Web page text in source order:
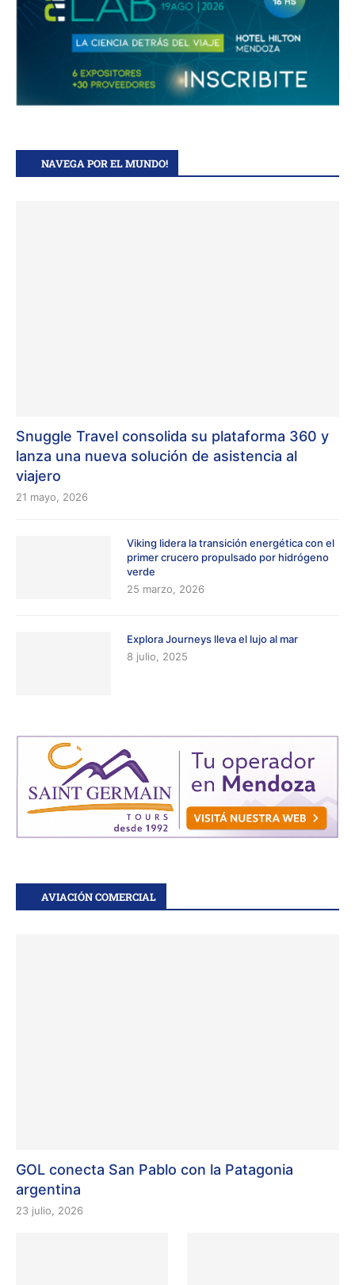
NAVEGA POR EL MUNDO!
Snuggle Travel consolida su plataforma 360 y
lanza una nueva solución de asistencia al
viajero
21 mayo, 2026
Viking lidera la transición energética con el
primer crucero propulsado por hidrógeno
verde
25 marzo, 2026
Explora Journeys lleva el lujo al mar
8 julio, 2025
AVIACIÓN COMERCIAL
GOL conecta San Pablo con la Patagonia
argentina
23 julio, 2026